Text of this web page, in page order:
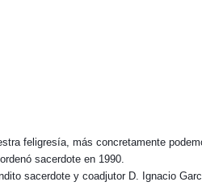
feligresía, más concretamente
sacerdote en 1990.
sacerdote y coadjutor D. Ignacio